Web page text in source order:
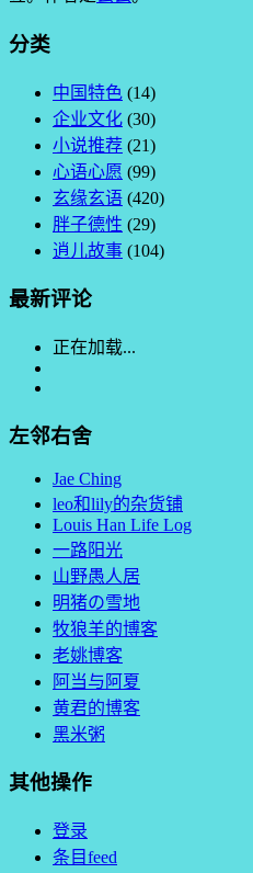
分类
中国特色 (14)
企业文化 (30)
小说推荐 (21)
心语心愿 (99)
玄缘玄语 (420)
胖子德性 (29)
逍儿故事 (104)
最新评论
正在加载...
左邻右舍
Jae Ching
leo和lily的杂货铺
Louis Han Life Log
一路阳光
山野愚人居
明猪の雪地
牧狼羊的博客
老姚博客
阿当与阿夏
黄君的博客
黑米粥
其他操作
登录
条目feed